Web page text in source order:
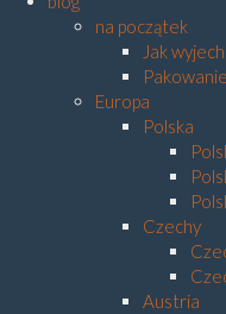
na początek
Jak
Europa
Polska
Czechy
Austria